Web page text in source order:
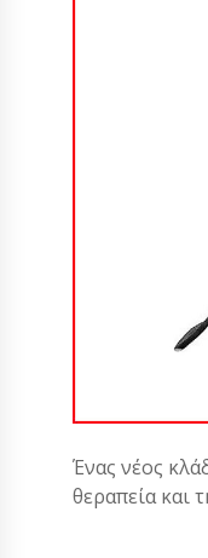
Ένας νέος
θεραπεία και